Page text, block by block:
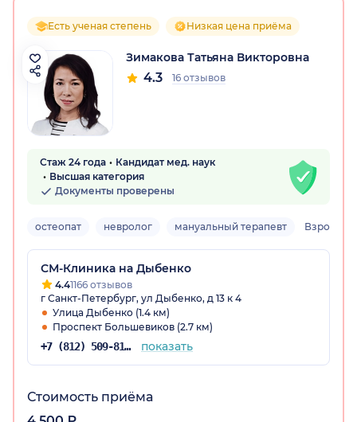
Есть ученая степень Низкая цена приёма
Зимакова Татьяна Викторовна
4.3 16 отзывов
Стаж 24 года
Кандидат мед. наук
Высшая категория
Документы проверены
остеопат невролог мануальный терапевт
СМ-Клиника на Дыбенко
4.41166 отзывов
г Санкт-Петербург, ул Дыбенко, д 13 к 4
Улица Дыбенко (1.4 км)
Проспект Большевиков (2.7 км)
+7 (812) 509-81-68 показать
Стоимость приёма